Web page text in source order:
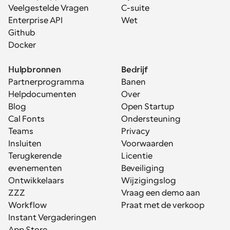
De planladder: van
gedeelde planning naar
beheerde infrastructuur
Naarmate de complexiteit toeneemt,
doorlopen de meeste bedrijven een natuurlijke
ontwikkeling:
Individuen beheren planning
Teams delen planning
Organisaties standaardiseren planning
Veelgestelde Vragen
Enterprise API
Github
Docker
C-suite
Wet
Hulpbronnen
Partnerprogramma
Helpdocumenten
Blog
Cal Fonts
Teams
Insluiten
Terugkerende
evenementen
Ontwikkelaars
ZZZ
Workflow
Instant Vergaderingen
Bedrijf
Banen
Over
Open Startup
Ondersteuning
Privacy
Voorwaarden
Licentie
Beveiliging
Wijzigingslog
Vraag een demo aan
Praat met de verkoop